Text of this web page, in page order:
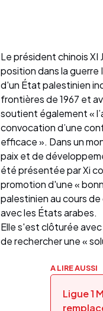
Le président chinois
position dans la
d'un État palestinien
frontières de 1967 et
soutient également «
convocation d’une
efficace ». Dans un
paix et de
été présentée par Xi
promotion d'une «
palestinien au cours
avec les États arabes.
Elle s'est clôturée
de rechercher une «
A LIRE AUSSI
Ligue 1